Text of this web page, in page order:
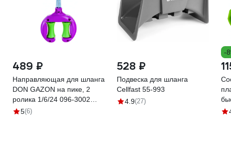
489 ₽
Направляющая для шланга
DON GAZON на пике, 2
ролика 1/6/24 096-3002
42331
5(6)
528 ₽
Подвеска для шланга
Cellfast 55-993
4.9(27)
-